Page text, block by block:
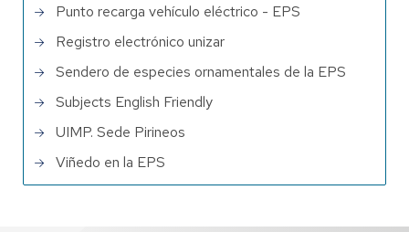
Punto recarga vehículo eléctrico - EPS
Registro electrónico unizar
Sendero de especies ornamentales de la EPS
Subjects English Friendly
UIMP. Sede Pirineos
Viñedo en la EPS